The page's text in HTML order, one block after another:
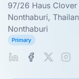
97/26 Haus
Nonthaburi,
Nonthaburi
Primary